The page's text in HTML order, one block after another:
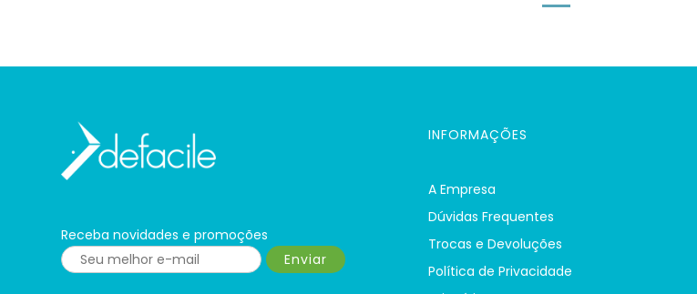
Receba novidades e promoções
Enviar
INFORMAÇÕES
A Empresa
Dúvidas Frequentes
Trocas e Devoluções
Política de Privacidade